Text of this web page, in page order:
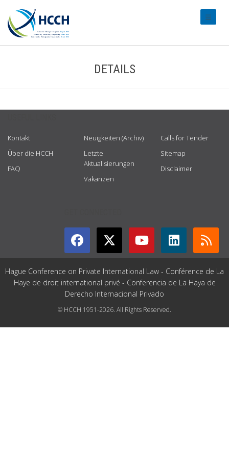
DETAILS
Kontakt
Über die HCCH
FAQ
Neuigkeiten (Archiv)
Letzte
Aktualisierungen
Vakanzen
Calls for Tender
Sitemap
Disclaimer
Hague Conference on Private International Law - Conférence de La
Haye de droit international privé - Conferencia de La Haya de
Derecho Internacional Privado
© HCCH 1951-2026. All Rights Reserved.